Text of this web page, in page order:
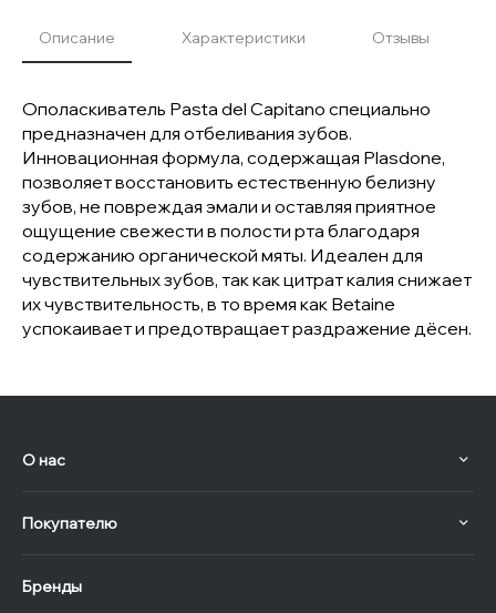
Описание Характеристики Отзывы
Ополаскиватель Pasta del Capitano специально
предназначен для отбеливания зубов.
Инновационная формула, содержащая Plasdone,
позволяет восстановить естественную белизну
зубов, не повреждая эмали и оставляя приятное
ощущение свежести в полости рта благодаря
содержанию органической мяты. Идеален для
чувствительных зубов, так как цитрат калия снижает
их чувствительность, в то время как Betaine
успокаивает и предотвращает раздражение дёсен.
О нас
Покупателю
Бренды